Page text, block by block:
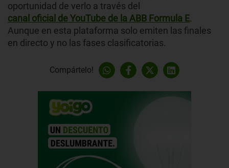
oportunidad de verlo a través del
canal oficial de YouTube de la ABB Formula E.
Aunque en esta plataforma solo emiten las finales
en directo y no las fases clasificatorias.
Compártelo!